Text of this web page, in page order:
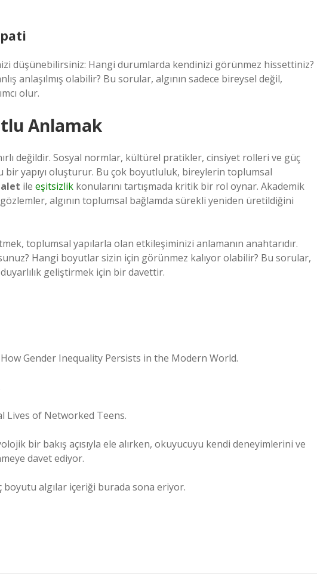
düşünebilirsiniz: Hangi durumlarda kendinizi görünmez hissettiniz?
anlaşılmış olabilir? Bu sorular, algının sadece bireysel değil,
olur.
Anlamak
değildir. Sosyal normlar, kültürel pratikler, cinsiyet rolleri ve güç
bir yapıyı oluşturur. Bu çok boyutluluk, bireylerin toplumsal
ile eşitsizlik konularını tartışmada kritik bir rol oynar. Akademik
algının toplumsal bağlamda sürekli yeniden üretildiğini
toplumsal yapılarla olan etkileşiminizi anlamanın anahtarıdır.
Hangi boyutlar sizin için görünmez kalıyor olabilir? Bu sorular,
geliştirmek için bir davettir.
How Gender Inequality Persists in the Modern World.
Lives of Networked Teens.
bir bakış açısıyla ele alırken, okuyucuyu kendi deneyimlerini ve
davet ediyor.
boyutu algılar içeriği burada sona eriyor.